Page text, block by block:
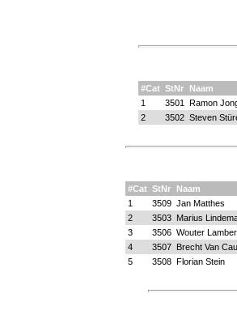
#Cat StNr Naam
1
3501 Ramon
2
3502 Steven
#Cat StNr Naam
1
3509 Jan Matthes
2
3503 Marius
3
3506 Wouter
4
3507 Brecht Van
5
3508 Florian Stein